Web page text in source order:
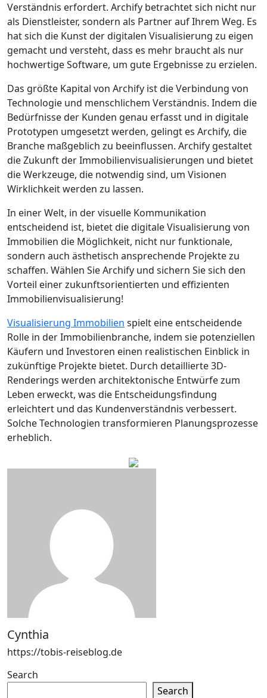
Verständnis erfordert. Archify betrachtet sich nicht nur
als Dienstleister, sondern als Partner auf Ihrem Weg. Es
hat sich die Kunst der digitalen Visualisierung zu eigen
gemacht und versteht, dass es mehr braucht als nur
hochwertige Software, um gute Ergebnisse zu erzielen.
Das größte Kapital von Archify ist die Verbindung von
Technologie und menschlichem Verständnis. Indem die
Bedürfnisse der Kunden genau erfasst und in digitale
Prototypen umgesetzt werden, gelingt es Archify, die
Branche maßgeblich zu beeinflussen. Archify gestaltet
die Zukunft der Immobilienvisualisierungen und bietet
die Werkzeuge, die notwendig sind, um Visionen
Wirklichkeit werden zu lassen.
In einer Welt, in der visuelle Kommunikation
entscheidend ist, bietet die digitale Visualisierung von
Immobilien die Möglichkeit, nicht nur funktionale,
sondern auch ästhetisch ansprechende Projekte zu
schaffen. Wählen Sie Archify und sichern Sie sich den
Vorteil einer zukunftsorientierten und effizienten
Immobilienvisualisierung!
Visualisierung Immobilien spielt eine entscheidende
Rolle in der Immobilienbranche, indem sie potenziellen
Käufern und Investoren einen realistischen Einblick in
zukünftige Projekte bietet. Durch detaillierte 3D-
Renderings werden architektonische Entwürfe zum
Leben erweckt, was die Entscheidungsfindung
erleichtert und das Kundenverständnis verbessert.
Solche Technologien transformieren Planungsprozesse
erheblich.
Cynthia
https://tobis-reiseblog.de
Search
Search